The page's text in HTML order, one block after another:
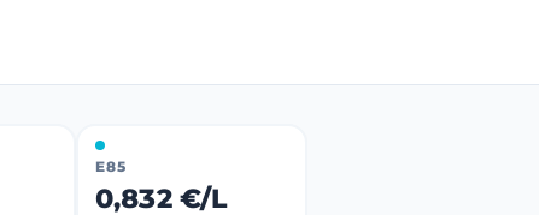
E85
0,832 €/L